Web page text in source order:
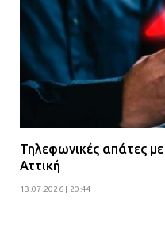
Τηλεφωνικές απάτες
Αττική
13.07.2026 | 20:44